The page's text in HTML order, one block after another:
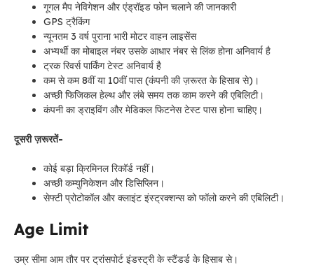
गूगल मैप नेविगेशन और एंड्रॉइड फोन चलाने की जानकारी
GPS ट्रैकिंग
न्यूनतम 3 वर्ष पुराना भारी मोटर वाहन लाइसेंस
अभ्यर्थी का मोबाइल नंबर उसके आधार नंबर से लिंक होना अनिवार्य है
ट्रक रिवर्स पार्किंग टेस्ट अनिवार्य है
कम से कम 8वीं या 10वीं पास (कंपनी की ज़रूरत के हिसाब से)।
अच्छी फिजिकल हेल्थ और लंबे समय तक काम करने की एबिलिटी।
कंपनी का ड्राइविंग और मेडिकल फिटनेस टेस्ट पास होना चाहिए।
दूसरी ज़रूरतें-
कोई बड़ा क्रिमिनल रिकॉर्ड नहीं।
अच्छी कम्युनिकेशन और डिसिप्लिन।
सेफ्टी प्रोटोकॉल और क्लाइंट इंस्ट्रक्शन्स को फॉलो करने की एबिलिटी।
Age Limit
उम्र सीमा आम तौर पर ट्रांसपोर्ट इंडस्ट्री के स्टैंडर्ड के हिसाब से।